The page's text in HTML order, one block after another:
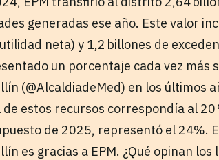
generadas ese año. Este valor
neta) y 1,2 billones de
un porcentaje cada vez más
(@AlcaldiadeMed) en los últimos
de estos recursos correspondía al
de 2025, representó el 24%.
es gracias a EPM. ¿Qué opinan